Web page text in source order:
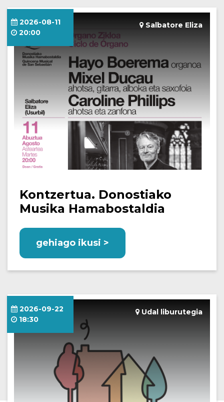
Salbatore Eliza
2026-08-11
20:00
Kontzertua. Donostiako
Musika Hamabostaldia
gehiago ikusi >
Udal liburutegia
2026-09-22
18:30